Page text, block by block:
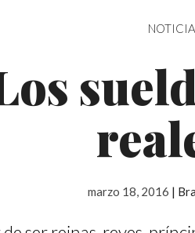
marzo 18, 2016 |